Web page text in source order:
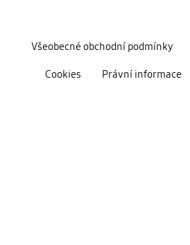
Všeobecné obchodní podmínky
Cookies Právní informace